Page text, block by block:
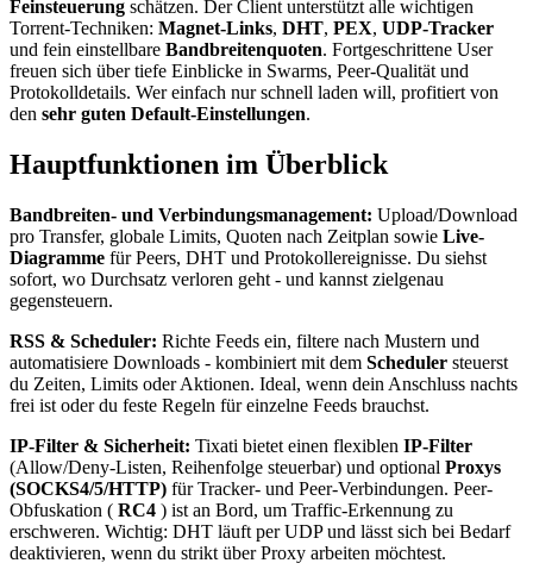
Feinsteuerung schätzen. Der Client unterstützt alle wichtigen
Torrent-Techniken: Magnet-Links, DHT, PEX, UDP-Tracker
und fein einstellbare Bandbreitenquoten. Fortgeschrittene User
freuen sich über tiefe Einblicke in Swarms, Peer-Qualität und
Protokolldetails. Wer einfach nur schnell laden will, profitiert von
den sehr guten Default-Einstellungen.
Hauptfunktionen im Überblick
Bandbreiten- und Verbindungsmanagement: Upload/Download
pro Transfer, globale Limits, Quoten nach Zeitplan sowie Live-
Diagramme für Peers, DHT und Protokollereignisse. Du siehst
sofort, wo Durchsatz verloren geht - und kannst zielgenau
gegensteuern.
RSS & Scheduler: Richte Feeds ein, filtere nach Mustern und
automatisiere Downloads - kombiniert mit dem Scheduler steuerst
du Zeiten, Limits oder Aktionen. Ideal, wenn dein Anschluss nachts
frei ist oder du feste Regeln für einzelne Feeds brauchst.
IP-Filter & Sicherheit: Tixati bietet einen flexiblen IP-Filter
(Allow/Deny-Listen, Reihenfolge steuerbar) und optional Proxys
(SOCKS4/5/HTTP) für Tracker- und Peer-Verbindungen. Peer-
Obfuskation ( RC4 ) ist an Bord, um Traffic-Erkennung zu
erschweren. Wichtig: DHT läuft per UDP und lässt sich bei Bedarf
deaktivieren, wenn du strikt über Proxy arbeiten möchtest.